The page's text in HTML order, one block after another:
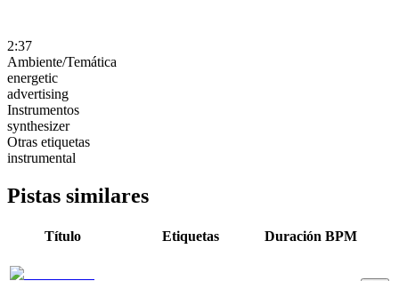
2:37
Ambiente/Temática
energetic
advertising
Instrumentos
synthesizer
Otras etiquetas
instrumental
Pistas similares
Título Etiquetas Duración BPM